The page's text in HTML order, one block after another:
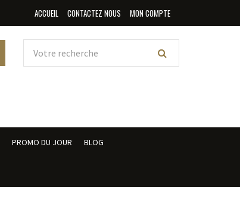
ACCUEIL CONTACTEZ NOUS MON COMPTE
PROMO DU JOUR BLOG